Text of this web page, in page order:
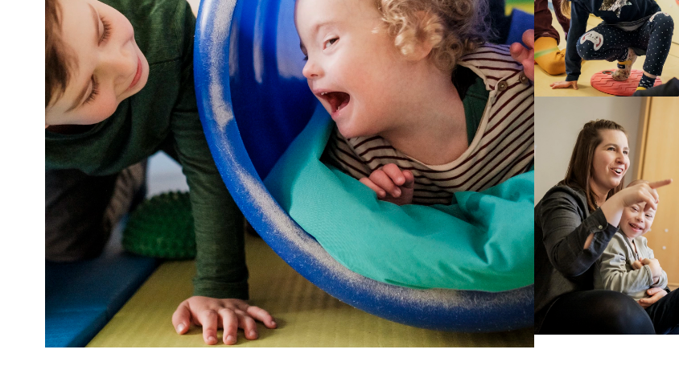
Wir möchten mit Ihnen als Eltern auf einer konstruktiven, partnerschaftlichen Ebene kommunizieren
und wünschen uns Sie als Impulsgeber für viele gute Ideen und Anregungen, wie wir unseren
Kindergarten gestalten können.
Öffnungszeiten:
Montag bis Freitag 6:30 Uhr bis 17:00 Uhr
Die jährlichen Schließzeiten der Einrichtung beschränken sich auf Brückentage sowie den Zeitraum
zwischen Weihnachten und Neujahr.